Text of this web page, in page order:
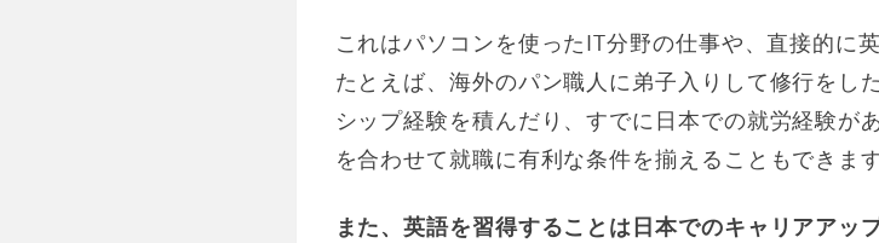
これはパソコンを使ったIT分野の仕事や、直接的に
たとえば、海外のパン職人に弟子入りして修行をし
シップ経験を積んだり、すでに日本での就労経験が
を合わせて就職に有利な条件を揃えることもできます
また、英語を習得することは日本でのキャリアアッ